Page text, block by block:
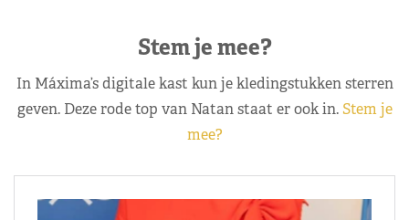
Stem je mee?
In Máxima’s digitale kast kun je kledingstukken sterren
geven. Deze rode top van Natan staat er ook in. Stem je
mee?